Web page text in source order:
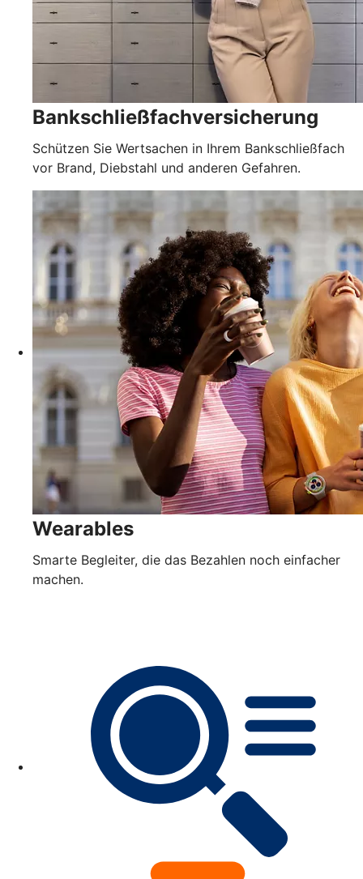
Bankschließfachversicherung
Schützen Sie Wertsachen in Ihrem Bankschließfach
vor Brand, Diebstahl und anderen Gefahren.
Wearables
Smarte Begleiter, die das Bezahlen noch einfacher
machen.